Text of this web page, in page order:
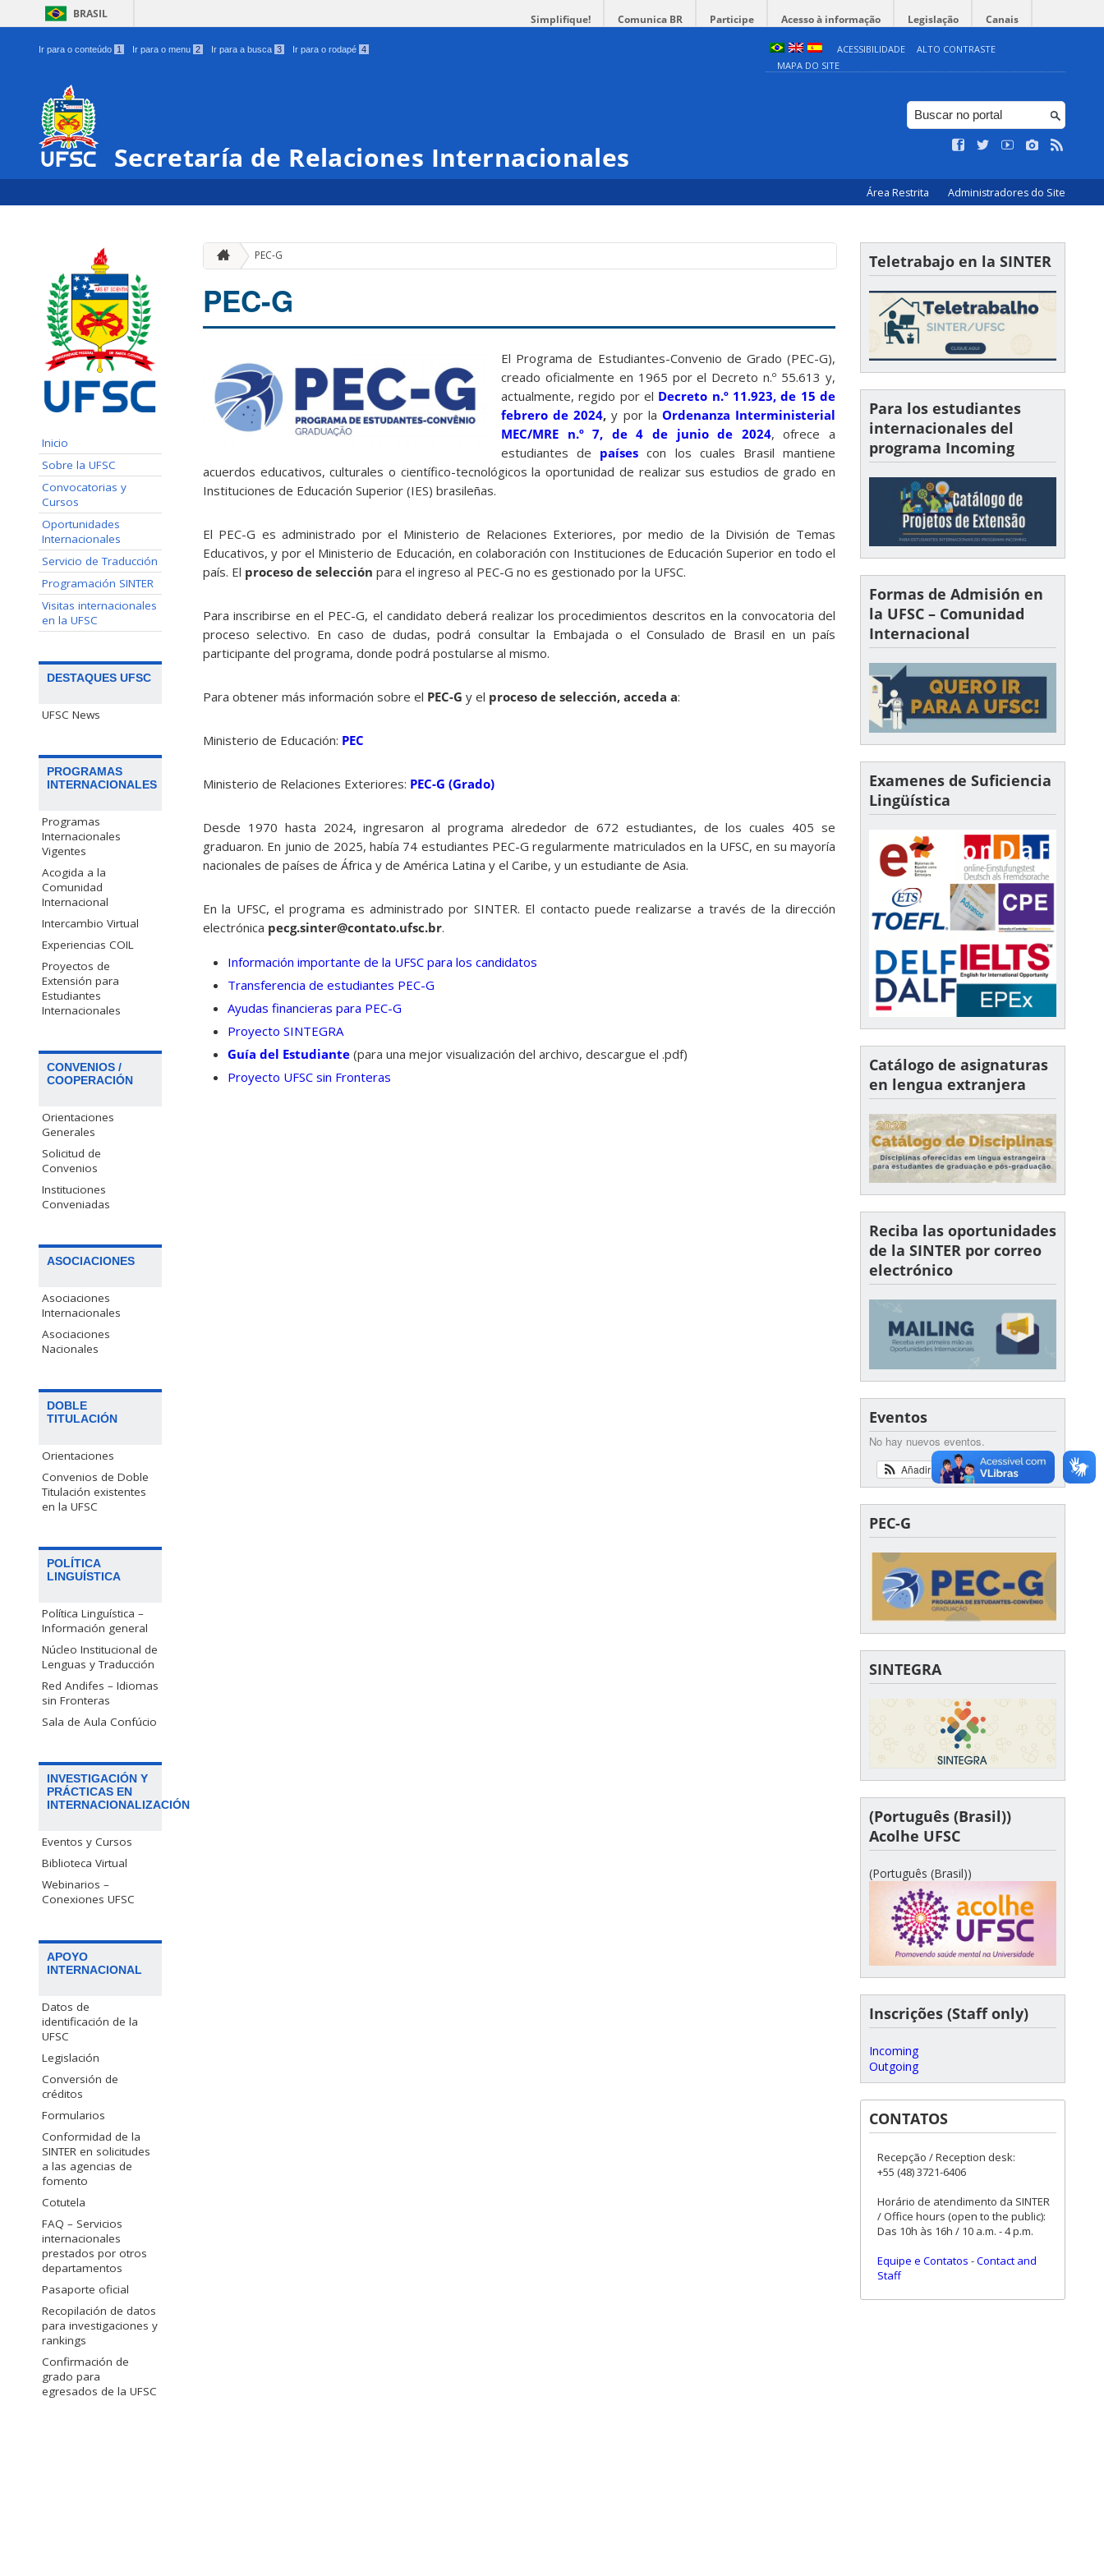
BRASIL Simplifique! Comunica BR Participe Acesso à informação Legislação Canais
Ir para o conteúdo 1 Ir para o menu 2 Ir para a busca 3 Ir para o rodapé 4 ACESSIBILIDADE
ALTO CONTRASTE
MAPA DO SITE
Secretaría de Relaciones Internacionales
Área Restrita Administradores do Site
Inicio
Sobre la UFSC
Convocatorias y
Cursos
Oportunidades
Internacionales
Servicio de Traducción
Programación SINTER
Visitas internacionales
en la UFSC
DESTAQUES UFSC
UFSC News
PROGRAMAS
INTERNACIONALES
Programas
Internacionales
Vigentes
Acogida a la
Comunidad
Internacional
Intercambio Virtual
Experiencias COIL
Proyectos de
Extensión para
Estudiantes
Internacionales
CONVENIOS /
COOPERACIÓN
Orientaciones
Generales
Solicitud de
Convenios
Instituciones
Conveniadas
ASOCIACIONES
Asociaciones
Internacionales
Asociaciones
Nacionales
DOBLE
TITULACIÓN
Orientaciones
Convenios de Doble
Titulación existentes
en la UFSC
POLÍTICA
LINGUÍSTICA
Política Linguística –
Información general
Núcleo Institucional de
Lenguas y Traducción
Red Andifes – Idiomas
sin Fronteras
Sala de Aula Confúcio
INVESTIGACIÓN Y
PRÁCTICAS EN
INTERNACIONALIZACIÓN
Eventos y Cursos
Biblioteca Virtual
Webinarios –
Conexiones UFSC
APOYO
INTERNACIONAL
Datos de
identificación de la
UFSC
Legislación
Conversión de
créditos
Formularios
Conformidad de la
SINTER en solicitudes
a las agencias de
fomento
Cotutela
FAQ – Servicios
internacionales
prestados por otros
departamentos
Pasaporte oficial
Recopilación de datos
para investigaciones y
rankings
Confirmación de
grado para
egresados de la UFSC
PEC-G
PEC-G
El Programa de Estudiantes-Convenio de Grado (PEC-G),
creado oficialmente en 1965 por el Decreto n.º 55.613 y,
actualmente, regido por el Decreto n.º 11.923, de 15 de
febrero de 2024, y por la Ordenanza Interministerial
MEC/MRE n.º 7, de 4 de junio de 2024, ofrece a
estudiantes de países con los cuales Brasil mantiene
acuerdos educativos, culturales o científico-tecnológicos la oportunidad de realizar sus estudios de grado en
Instituciones de Educación Superior (IES) brasileñas.
El PEC-G es administrado por el Ministerio de Relaciones Exteriores, por medio de la División de Temas
Educativos, y por el Ministerio de Educación, en colaboración con Instituciones de Educación Superior en todo el
país. El proceso de selección para el ingreso al PEC-G no es gestionado por la UFSC.
Para inscribirse en el PEC-G, el candidato deberá realizar los procedimientos descritos en la convocatoria del
proceso selectivo. En caso de dudas, podrá consultar la Embajada o el Consulado de Brasil en un país
participante del programa, donde podrá postularse al mismo.
Para obtener más información sobre el PEC-G y el proceso de selección, acceda a:
Ministerio de Educación: PEC
Ministerio de Relaciones Exteriores: PEC-G (Grado)
Desde 1970 hasta 2024, ingresaron al programa alrededor de 672 estudiantes, de los cuales 405 se
graduaron. En junio de 2025, había 74 estudiantes PEC-G regularmente matriculados en la UFSC, en su mayoría
nacionales de países de África y de América Latina y el Caribe, y un estudiante de Asia.
En la UFSC, el programa es administrado por SINTER. El contacto puede realizarse a través de la dirección
electrónica pecg.sinter@contato.ufsc.br.
Información importante de la UFSC para los candidatos
Transferencia de estudiantes PEC-G
Ayudas financieras para PEC-G
Proyecto SINTEGRA
Guía del Estudiante (para una mejor visualización del archivo, descargue el .pdf)
Proyecto UFSC sin Fronteras
Teletrabajo en la SINTER
Para los estudiantes
internacionales del
programa Incoming
Formas de Admisión en
la UFSC – Comunidad
Internacional
Examenes de Suficiencia
Lingüística
Catálogo de asignaturas
en lengua extranjera
Reciba las oportunidades
de la SINTER por correo
electrónico
Eventos
No hay nuevos eventos.
Ver Calendario
Añadir
PEC-G
SINTEGRA
(Português (Brasil))
Acolhe UFSC
(Português (Brasil))
Inscrições (Staff only)
Incoming
Outgoing
CONTATOS
Recepção / Reception desk:
+55 (48) 3721-6406
Horário de atendimento da SINTER
/ Office hours (open to the public):
Das 10h às 16h / 10 a.m. - 4 p.m.
Equipe e Contatos -Contact and
Staff